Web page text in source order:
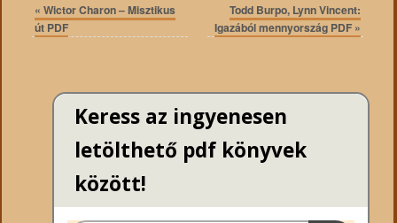
« Wictor Charon – Misztikus
út PDF
Todd Burpo, Lynn Vincent:
Igazából mennyország PDF »
Keress az ingyenesen
letölthető pdf könyvek
között!